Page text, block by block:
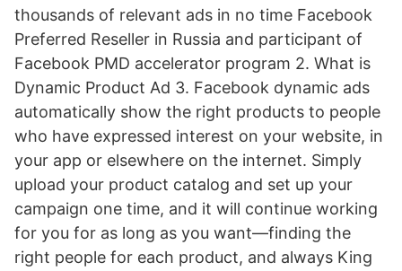
thousands of relevant ads in no time Facebook
Preferred Reseller in Russia and participant of
Facebook PMD accelerator program 2. What is
Dynamic Product Ad 3. Facebook dynamic ads
automatically show the right products to people
who have expressed interest on your website, in
your app or elsewhere on the internet. Simply
upload your product catalog and set up your
campaign one time, and it will continue working
for you for as long as you want—finding the
right people for each product, and always King